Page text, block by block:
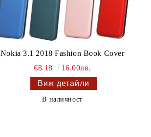
Nokia 3.1 2018 Fashion Book Cover
€8.18
16.00лв.
Виж детайли
В наличност